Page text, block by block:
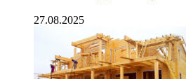
27.08.2025